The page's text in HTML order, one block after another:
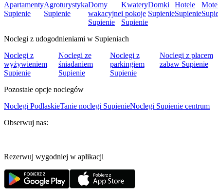
Apartamenty
Supienie
Agroturystyka
Supienie
Domy
wakacyjne
Supienie
Kwatery
i pokoje
Supienie
Domki
Supienie
Hotele
Supienie
Noclegi z udogodnieniami w Supieniach
Noclegi z
wyżywieniem
Supienie
Noclegi ze
śniadaniem
Supienie
Noclegi z
parkingiem
Supienie
Noclegi z placem
zabaw Supienie
Pozostałe opcje noclegów
Noclegi PodlaskieTanie noclegi SupienieNoclegi Supienie centrum
Obserwuj nas:
Rezerwuj wygodniej w aplikacji